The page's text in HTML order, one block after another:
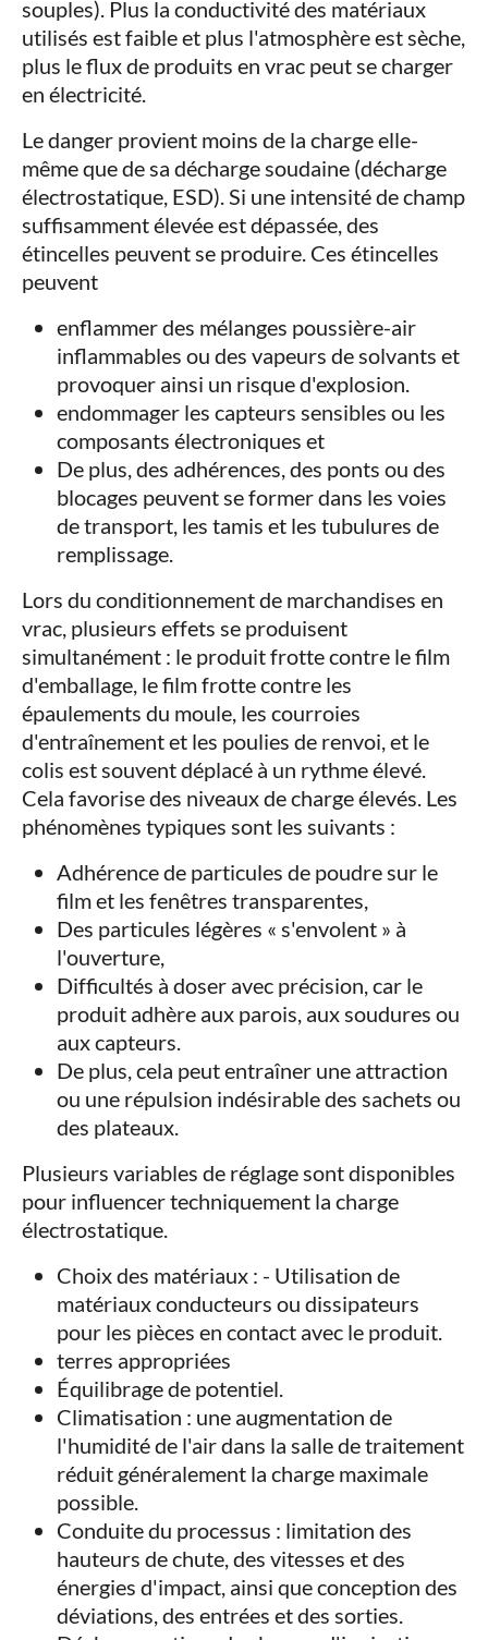
souples). Plus la conductivité des matériaux
utilisés est faible et plus l'atmosphère est sèche,
plus le flux de produits en vrac peut se charger
en électricité.
Le danger provient moins de la charge elle-
même que de sa décharge soudaine (décharge
électrostatique, ESD). Si une intensité de champ
suffisamment élevée est dépassée, des
étincelles peuvent se produire. Ces étincelles
peuvent
enflammer des mélanges poussière-air
inflammables ou des vapeurs de solvants et
provoquer ainsi un risque d'explosion.
endommager les capteurs sensibles ou les
composants électroniques et
De plus, des adhérences, des ponts ou des
blocages peuvent se former dans les voies
de transport, les tamis et les tubulures de
remplissage.
Lors du conditionnement de marchandises en
vrac, plusieurs effets se produisent
simultanément : le produit frotte contre le film
d'emballage, le film frotte contre les
épaulements du moule, les courroies
d'entraînement et les poulies de renvoi, et le
colis est souvent déplacé à un rythme élevé.
Cela favorise des niveaux de charge élevés. Les
phénomènes typiques sont les suivants :
Adhérence de particules de poudre sur le
film et les fenêtres transparentes,
Des particules légères « s'envolent » à
l'ouverture,
Difficultés à doser avec précision, car le
produit adhère aux parois, aux soudures ou
aux capteurs.
De plus, cela peut entraîner une attraction
ou une répulsion indésirable des sachets ou
des plateaux.
Plusieurs variables de réglage sont disponibles
pour influencer techniquement la charge
électrostatique.
Choix des matériaux : - Utilisation de
matériaux conducteurs ou dissipateurs
pour les pièces en contact avec le produit.
terres appropriées
Équilibrage de potentiel.
Climatisation : une augmentation de
l'humidité de l'air dans la salle de traitement
réduit généralement la charge maximale
possible.
Conduite du processus : limitation des
hauteurs de chute, des vitesses et des
énergies d'impact, ainsi que conception des
déviations, des entrées et des sorties.